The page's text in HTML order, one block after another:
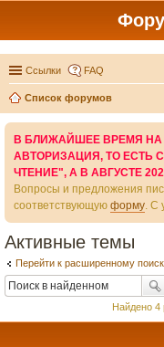
Ссылки FAQ
Список форумов
В БЛИЖАЙШЕЕ ВРЕМЯ НА
АВТОРИЗАЦИЯ, ТО ЕСТЬ
ЧТЕНИЕ", А В АВГУСТЕ
Вопросы и предложения
соответствующую форму. С
Активные темы
Перейти к расширенному
Найдено 4